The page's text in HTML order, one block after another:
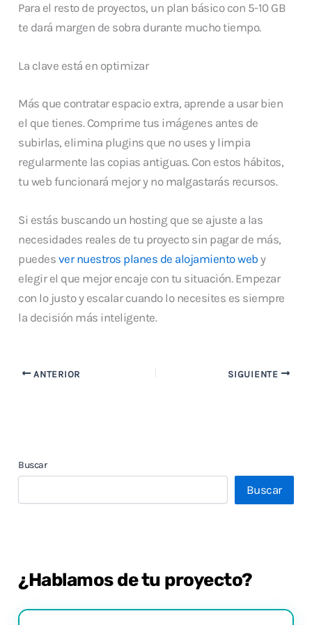
Para el resto de proyectos, un plan básico con 5-10 GB
te dará margen de sobra durante mucho tiempo.
La clave está en optimizar
Más que contratar espacio extra, aprende a usar bien
el que tienes. Comprime tus imágenes antes de
subirlas, elimina plugins que no uses y limpia
regularmente las copias antiguas. Con estos hábitos,
tu web funcionará mejor y no malgastarás recursos.
Si estás buscando un hosting que se ajuste a las
necesidades reales de tu proyecto sin pagar de más,
puedes ver nuestros planes de alojamiento web y
elegir el que mejor encaje con tu situación. Empezar
con lo justo y escalar cuando lo necesites es siempre
la decisión más inteligente.
ANTERIOR SIGUIENTE
Buscar
Buscar
¿Hablamos de tu proyecto?